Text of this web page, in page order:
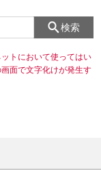
検索
トにおいて使ってはい
面で文字化けが発生す